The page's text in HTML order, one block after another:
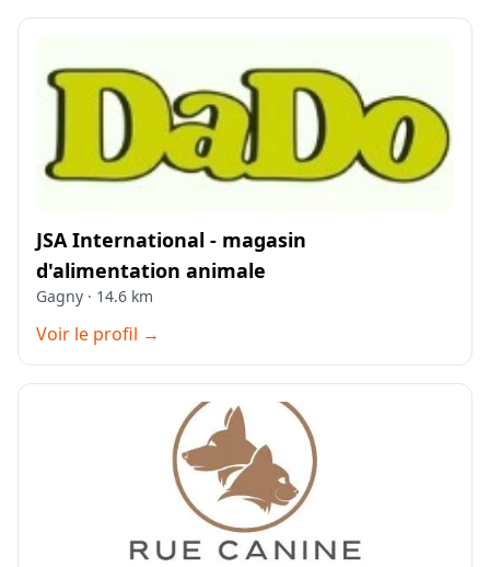
JSA International - magasin
d'alimentation animale
Gagny · 14.6 km
Voir le profil →